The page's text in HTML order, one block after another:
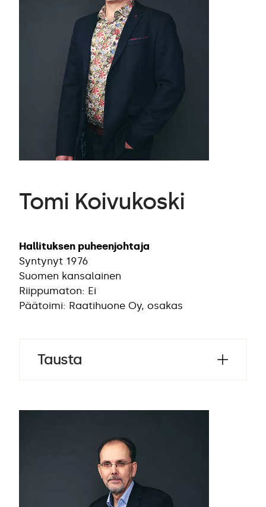
Tomi Koivukoski
Hallituksen puheenjohtaja
Syntynyt 1976
Suomen kansalainen
Riippumaton: Ei
Päätoimi: Raatihuone Oy, osakas
Tausta